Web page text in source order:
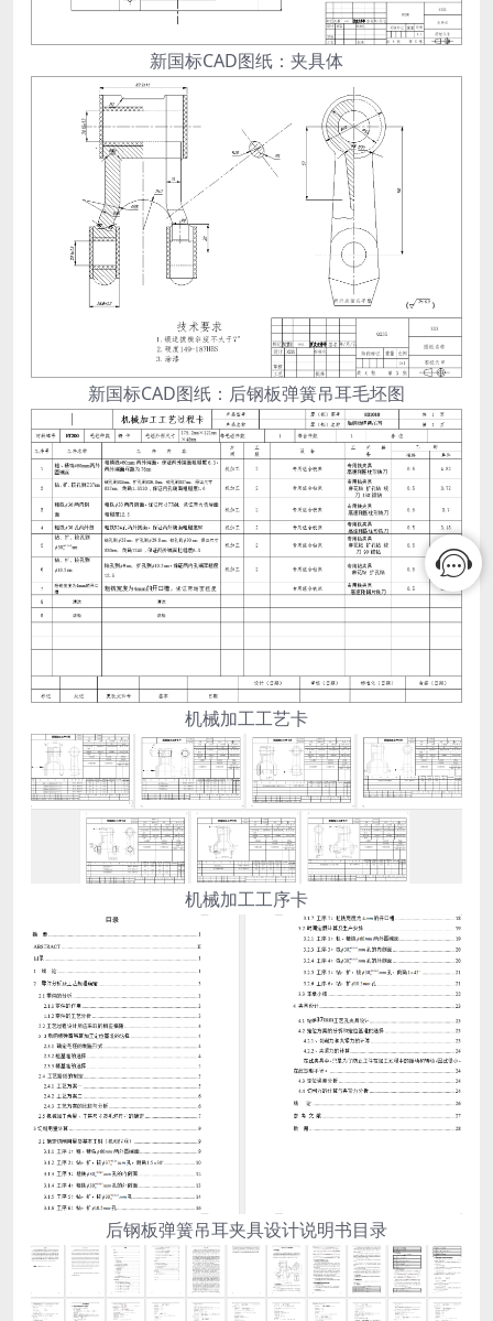
新国标CAD图纸：夹具体
新国标CAD图纸：后钢板弹簧吊耳毛坯图
机械加工工艺卡
机械加工工序卡
后钢板弹簧吊耳夹具设计说明书目录